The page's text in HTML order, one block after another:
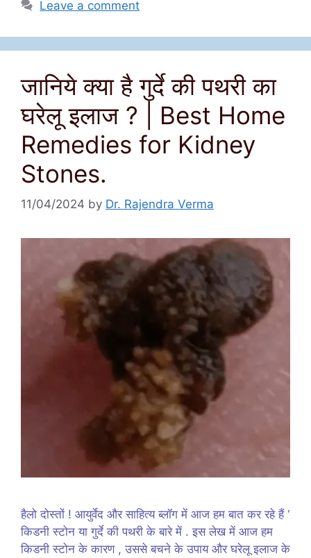
Leave a comment
जानिये क्या है गुर्दे की पथरी का
घरेलू इलाज ? | Best Home
Remedies for Kidney
Stones.
11/04/2024 by Dr. Rajendra Verma
हैलो दोस्तों ! आयुर्वेद और साहित्य ब्लॉग में आज हम बात कर रहे हैं ‘
किडनी स्टोन या गुर्दे की पथरी के बारे में . इस लेख में आज हम
किडनी स्टोन के कारण , उससे बचने के उपाय और घरेलू इलाज के